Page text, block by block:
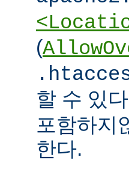
(
할 수 있
포함하지
한다.